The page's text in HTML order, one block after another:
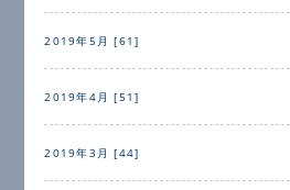
2019年5月 [61]
2019年4月 [51]
2019年3月 [44]